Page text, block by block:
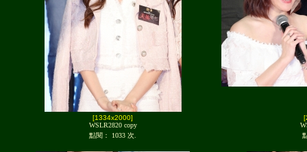
[1334x2000]
WSLR2820 copy
點閱： 1033 次.